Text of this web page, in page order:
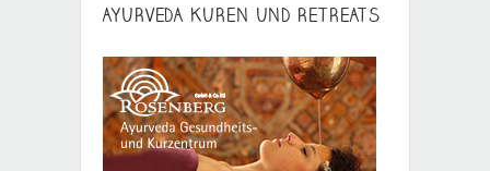
AYURVEDA KUREN UND RETREATS